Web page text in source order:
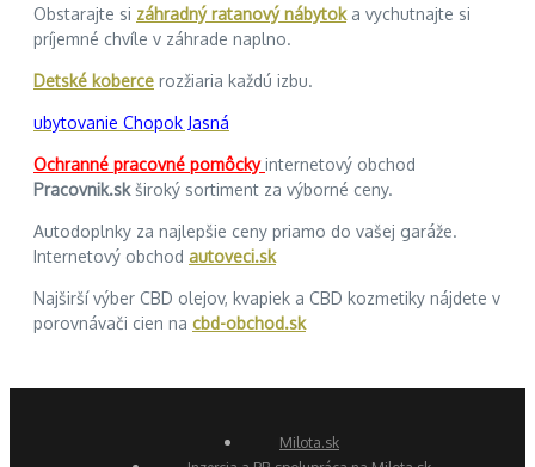
Obstarajte si záhradný ratanový nábytoka vychutnajte si
príjemné chvíle v záhrade naplno.
Detské koberce rozžiaria každú izbu.
ubytovanie Chopok Jasná
Ochranné pracovné pomôckyinternetový obchod
Pracovnik.skširoký sortiment za výborné ceny.
Autodoplnky za najlepšie ceny priamo do vašej garáže.
Internetový obchod autoveci.sk
Najširší výber CBD olejov, kvapiek a CBD kozmetiky nájdete v
porovnávači cien na cbd-obchod.sk
Milota.sk